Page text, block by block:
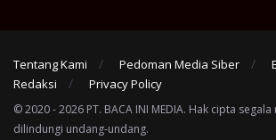
Tentang Kami Pedoman Media Siber
Redaksi
Privacy Policy
© 2020 - 2026 PT. BACA INI MEDIA. Hak cipta
dilindungi undang-undang.